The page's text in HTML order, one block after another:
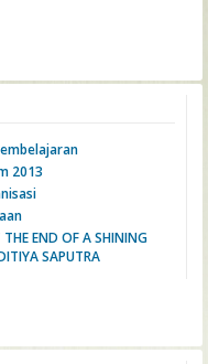
2013
END OF A SHINING
SAPUTRA